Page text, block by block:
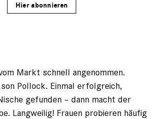
Hier abonnieren
Markt schnell angenommen.
Pollock. Einmal erfolgreich,
gefunden – dann macht der
Langweilig! Frauen probieren häufig